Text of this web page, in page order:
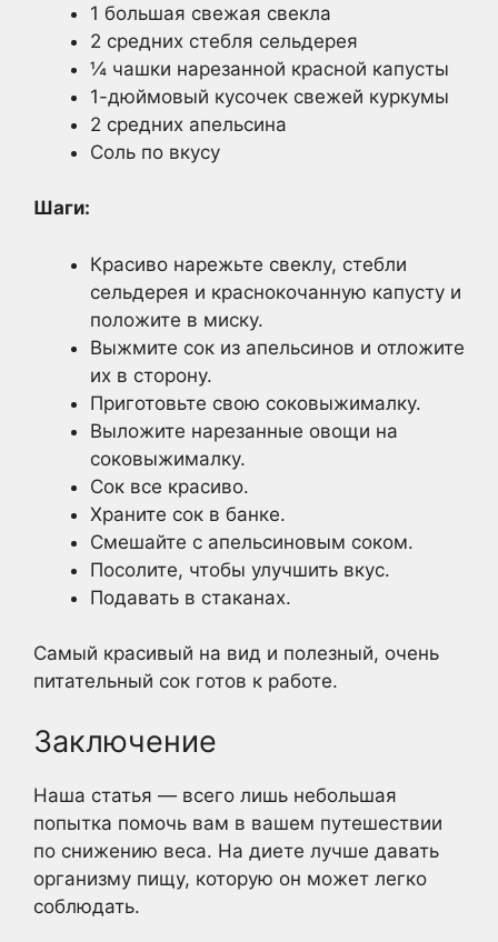
1 большая свежая свекла
2 средних стебля сельдерея
¼ чашки нарезанной красной капусты
1-дюймовый кусочек свежей куркумы
2 средних апельсина
Соль по вкусу
Шаги:
Красиво нарежьте свеклу, стебли
сельдерея и краснокочанную капусту и
положите в миску.
Выжмите сок из апельсинов и отложите
их в сторону.
Приготовьте свою соковыжималку.
Выложите нарезанные овощи на
соковыжималку.
Сок все красиво.
Храните сок в банке.
Смешайте с апельсиновым соком.
Посолите, чтобы улучшить вкус.
Подавать в стаканах.
Самый красивый на вид и полезный, очень
питательный сок готов к работе.
Заключение
Наша статья — всего лишь небольшая
попытка помочь вам в вашем путешествии
по снижению веса. На диете лучше давать
организму пищу, которую он может легко
соблюдать.